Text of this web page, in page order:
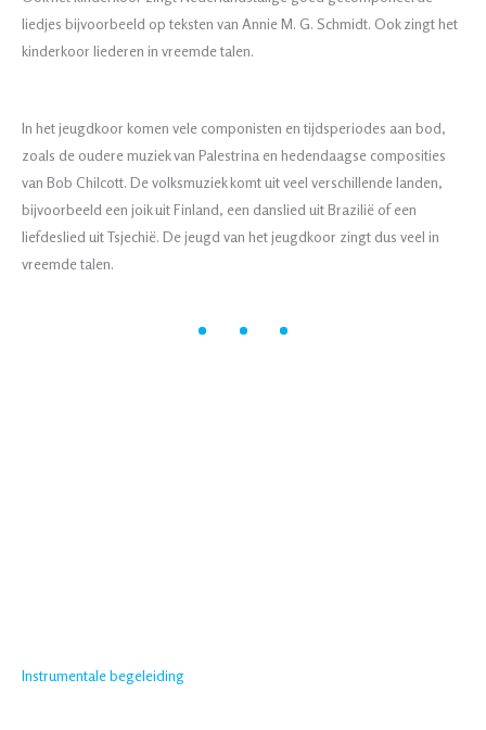
liedjes bijvoorbeeld op teksten van Annie M. G. Schmidt. Ook zingt het
kinderkoor liederen in vreemde talen.
In het jeugdkoor komen vele componisten en tijdsperiodes aan bod,
zoals de oudere muziek van Palestrina en hedendaagse composities
van Bob Chilcott. De volksmuziek komt uit veel verschillende landen,
bijvoorbeeld een joik uit Finland, een danslied uit Brazilië of een
liefdeslied uit Tsjechië. De jeugd van het jeugdkoor zingt dus veel in
vreemde talen.
Instrumentale begeleiding